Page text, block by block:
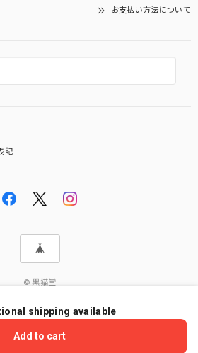
お支払い方法について
記
© 黒猫堂
shipping available
Add to cart
ョップに質問する